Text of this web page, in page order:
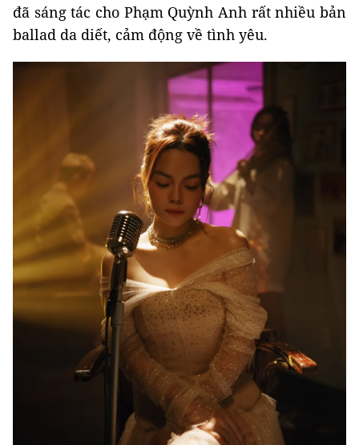
đã sáng tác cho Phạm Quỳnh Anh rất nhiều bản
ballad da diết, cảm động về tình yêu.